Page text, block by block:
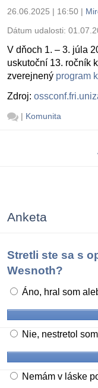
26.06.2025 | 16:50 |
Dátum udalosti:
V dňoch 1. – 3. júla
uskutoční 13. ročník
zverejnený program
Zdroj:
| Komunita
Anketa
Stretli ste sa s
Wesnoth?
Áno, hral som
Nie, nestretol
Nemám v láske